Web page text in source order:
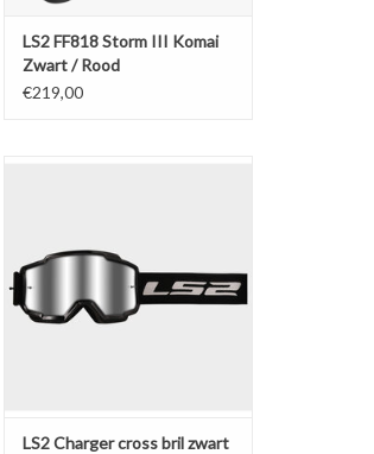
LS2 FF818 Storm III Komai
Zwart / Rood
€219,00
LS2 Charger cross bril zwart